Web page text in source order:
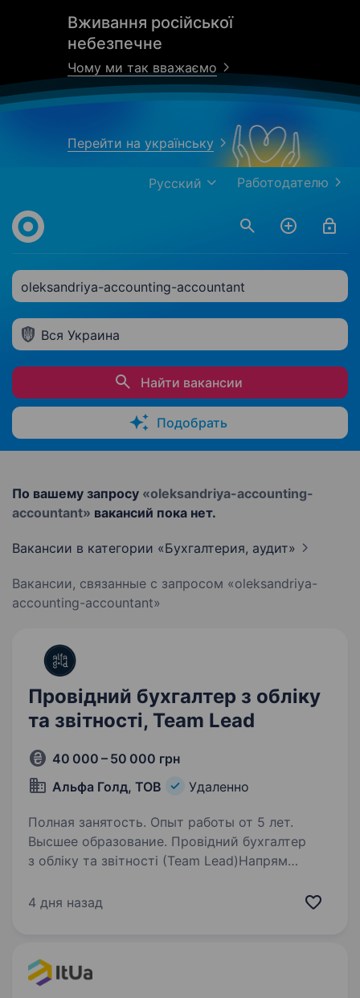
Вживання російської
небезпечне
Чому ми так вважаємо
Перейти на українську
Работодателю
Русский
oleksandriya-accounting-accountant
Вся Украина
Найти вакансии
Подобрать
По вашему запросу «oleksandriya-accounting-
accountant» вакансий пока нет.
Вакансии в категории «Бухгалтерия, аудит»
Вакансии, связанные с запросом «oleksandriya-
accounting-accountant»
Провідний бухгалтер з обліку
та звітності, Team Lead
40 000 – 50 000 грн
Альфа Голд, ТОВ
Удаленно
Полная занятость. Опыт работы от 5 лет.
Высшее образование. Провідний бухгалтер
з обліку та звітності (Team Lead)Напрям
Олександра Герасименко, засновниця
4 дня назад